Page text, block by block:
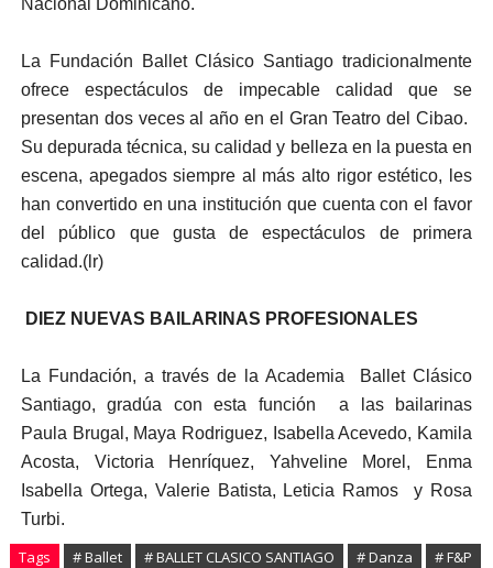
Nacional Dominicano.
La Fundación Ballet Clásico Santiagotradicionalmente
ofrece espectáculos de impecable calidad que se
presentan dos veces al año en el Gran Teatro del Cibao.
Su depurada técnica, su calidad y belleza en la puesta en
escena, apegados siempre al más alto rigor estético, les
han convertido en una institución que cuenta con el favor
del público que gusta de espectáculos de primera
calidad.(lr)
DIEZ NUEVAS BAILARINAS PROFESIONALES
La Fundación, a través de la Academia Ballet Clásico
Santiago, gradúa con esta función a las bailarinas
Paula Brugal, Maya Rodriguez, Isabella Acevedo, Kamila
Acosta, Victoria Henríquez, Yahveline Morel, Enma
Isabella Ortega, Valerie Batista, Leticia Ramos y Rosa
Turbi.
Tags # Ballet # BALLET CLASICO SANTIAGO # Danza
# F&P